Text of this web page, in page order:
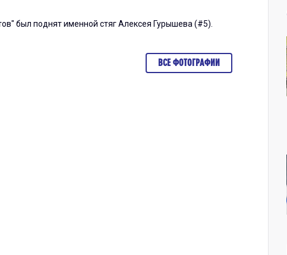
был поднят именной стяг Алексея Гурышева (#5).
ВСЕ ФОТОГРАФИИ